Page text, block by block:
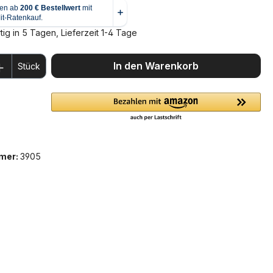
in 5 Tagen, Lieferzeit 1-4 Tage
Gib den gewünschten Wert
Stück In den Warenkorb
3905